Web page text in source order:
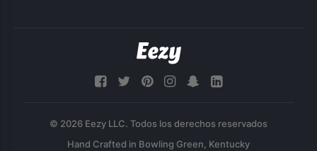
© 2026 Eezy LLC. Todos los derechos reservados